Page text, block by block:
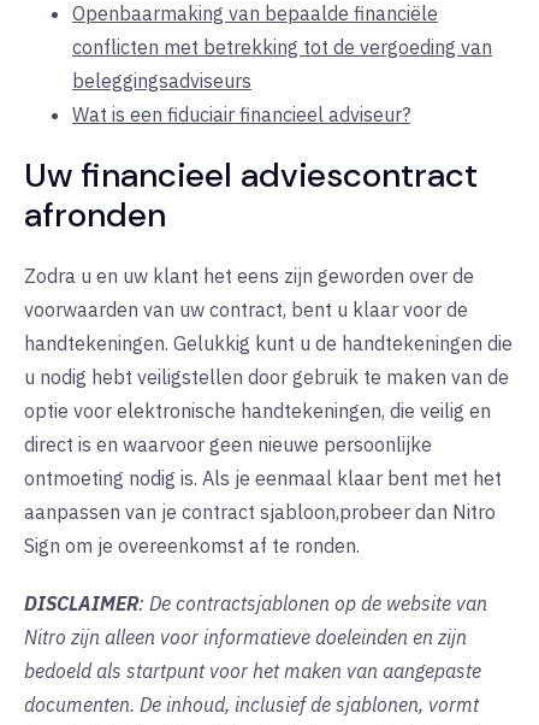
Openbaarmaking van bepaalde financiële
conflicten met betrekking tot de vergoeding van
beleggingsadviseurs
Wat is een fiduciair financieel adviseur?
Uw financieel adviescontract
afronden
Zodra u en uw klant het eens zijn geworden over de
voorwaarden van uw contract, bent u klaar voor de
handtekeningen. Gelukkig kunt u de handtekeningen die
u nodig hebt veiligstellen door gebruik te maken van de
optie voor elektronische handtekeningen, die veilig en
direct is en waarvoor geen nieuwe persoonlijke
ontmoeting nodig is. Als je eenmaal klaar bent met het
aanpassen van je contract sjabloon,probeer dan Nitro
Sign om je overeenkomst af te ronden.
DISCLAIMER: De contractsjablonen op de website van
Nitro zijn alleen voor informatieve doeleinden en zijn
bedoeld als startpunt voor het maken van aangepaste
documenten. De inhoud, inclusief de sjablonen, vormt